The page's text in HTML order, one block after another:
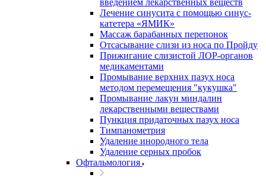
введением лекарственных веществ
Лечение синусита с помощью синус-
катетера «ЯМИК»
Массаж барабанных перепонок
Отсасывание слизи из носа по Пройду
Прижигание слизистой ЛОР-органов
медикаментами
Промывание верхних пазух носа
методом перемещения "кукушка"
Промывание лакун миндалин
лекарственными веществами
Пункция придаточных пазух носа
Тимпанометрия
Удаление инородного тела
Удаление серных пробок
Офтальмология